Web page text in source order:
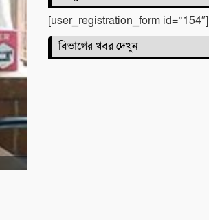
একটি নিখোঁজ সংবাদ
[user_registration_form id=”154″]
বিভাগের খবর দেখুন